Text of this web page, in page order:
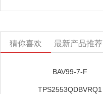
猜你喜欢 最新产品推荐
BAV99-7-F
TPS2553QDBVRQ1